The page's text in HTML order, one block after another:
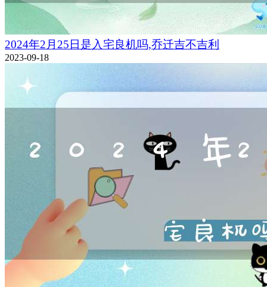
2024年2月25日是入宅良机吗,乔迁吉不吉利
2023-09-18